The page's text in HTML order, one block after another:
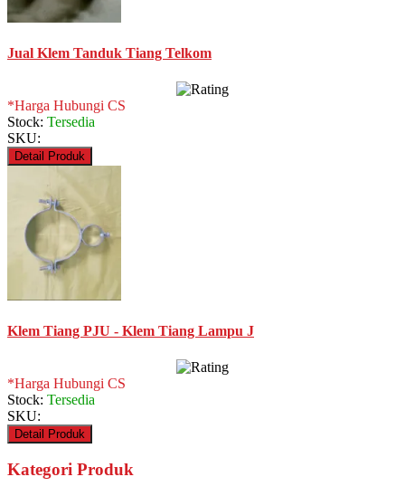
Jual Klem Tanduk Tiang Telkom
*Harga Hubungi CS
Stock: Tersedia
SKU:
Detail Produk
Klem Tiang PJU - Klem Tiang Lampu J
*Harga Hubungi CS
Stock: Tersedia
SKU:
Detail Produk
Kategori Produk